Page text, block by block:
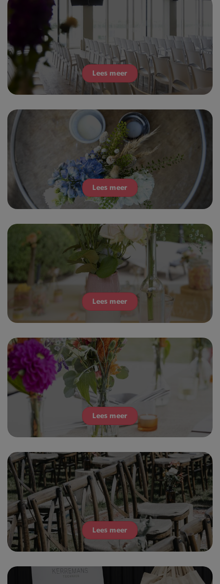
Lees meer
Lees meer
Lees meer
Lees meer
Lees meer